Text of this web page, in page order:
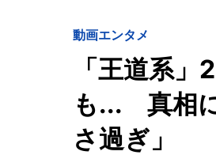
動画エンタメ
「王道系
も... 真相
さ過ぎ」